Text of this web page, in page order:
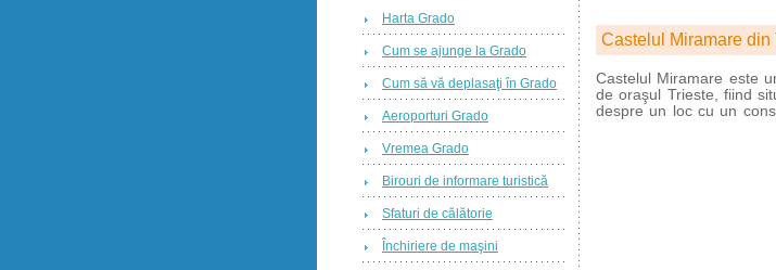
Castelul Miramare din
Castelul Miramare este
de oraşul Trieste, fiind
despre un loc cu un
Harta Grado
Cum se ajunge la Grado
Cum să vă deplasaţi în Grado
Aeroporturi Grado
Vremea Grado
Birouri de informare turistică
Sfaturi de călătorie
Închiriere de maşini